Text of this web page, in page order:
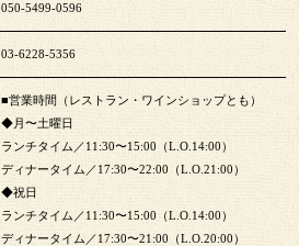
050-5499-0596
03-6228-5356
■営業時間（レストラン・ワインショップとも）
◆月〜土曜日
ランチタイム／11:30〜15:00（L.O.14:00）
ディナータイム／17:30〜22:00（L.O.21:00）
◆祝日
ランチタイム／11:30〜15:00（L.O.14:00）
ディナータイム／17:30〜21:00（L.O.20:00）